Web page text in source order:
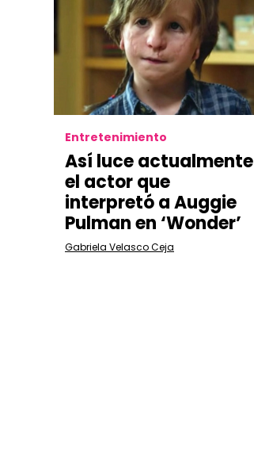
Entretenimiento
Así luce actualmente
el actor que
interpretó a Auggie
Pulman en ‘Wonder’
Gabriela Velasco Ceja